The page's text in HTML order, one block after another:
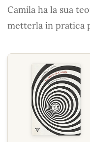
Camila ha la sua
metterla in pratica